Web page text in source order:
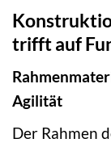
trifft auf
Agilität
Der Rahmen